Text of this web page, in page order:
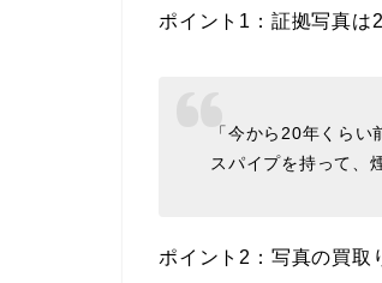
ポイント1：証拠写真は
「今から20年くら
スパイプを持って、
ポイント2：写真の買取